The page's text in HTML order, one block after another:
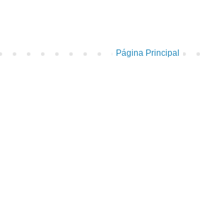
Página Principal